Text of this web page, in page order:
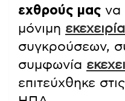
εχθρούς μας να
μόνιμη εκεχειρία
συγκρούσεων,
συμφωνία
επιτεύχθηκε